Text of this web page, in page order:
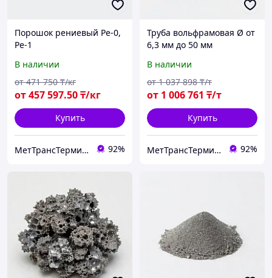
Порошок рениевый Ре-0,
Ре-1
В наличии
от457 597.50₸/кг
от 471 750 ₸/кг
Купить
МетТрансТерминал 92%
Труба вольфрамовая Ø от
6,3 мм до 50 мм
В наличии
от 1 006 761 ₸/т
от 1 037 898 ₸/т
Купить
МетТрансТерминал 92%